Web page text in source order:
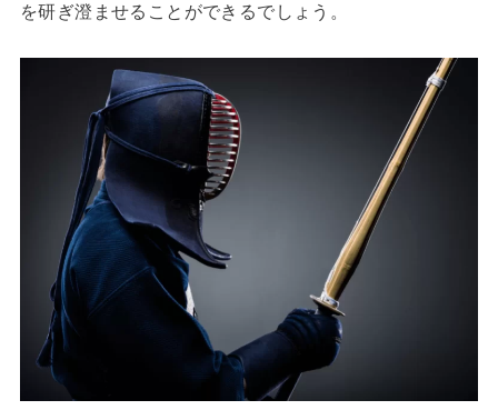
を研ぎ澄ませることができるでしょう。